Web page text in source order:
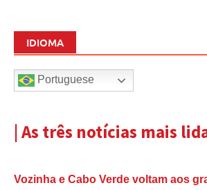
IDIOMA
Portuguese
| As três notícias mais
Vozinha e Cabo Verde voltam aos